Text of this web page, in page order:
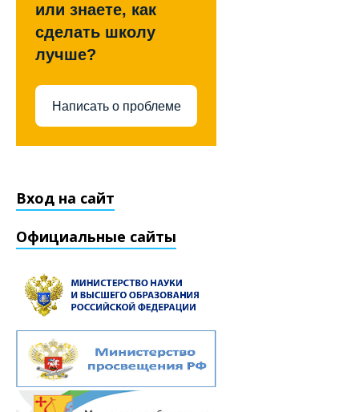
или знаете, как
сделать школу
лучше?
Написать о проблеме
Вход на сайт
Официальные сайты